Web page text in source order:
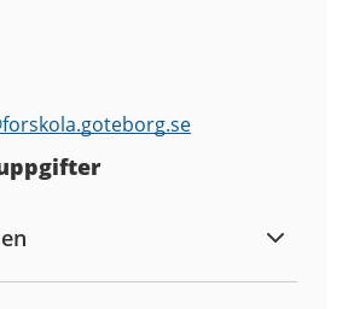
forskola.goteborg.se